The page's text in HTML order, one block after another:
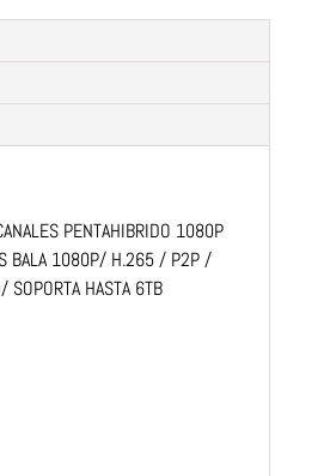
BALA
/
DURO/
SOPORTA
HASTA
PENTAHIBRIDO 1080P
BALA 1080P/ H.265 / P2P /
SOPORTA HASTA 6TB